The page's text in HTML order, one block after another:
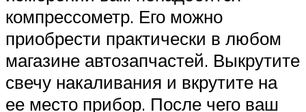
компрессометр. Его можно
приобрести практически в любом
магазине автозапчастей. Выкрутите
свечу накаливания и вкрутите на
ее место прибор. После чего ваш